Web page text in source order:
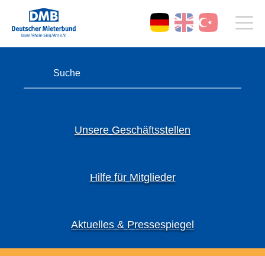
Unsere Geschäftsstellen
Hilfe für Mitglieder
Aktuelles & Pressespiegel